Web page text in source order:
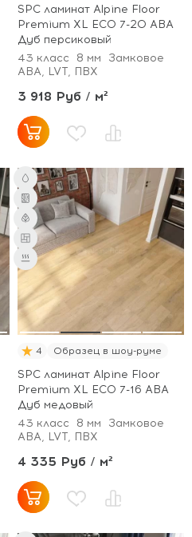
SPC ламинат Alpine Floor
Premium XL ECO 7-20 ABA
Дуб персиковый
43 класс
8 мм
Замковое
ABA, LVT, ПВХ
3 918 Руб / м²
4 Образец в шоу-руме
SPC ламинат Alpine Floor
Premium XL ECO 7-16 ABA
Дуб медовый
43 класс
8 мм
Замковое
ABA, LVT, ПВХ
4 335 Руб / м²